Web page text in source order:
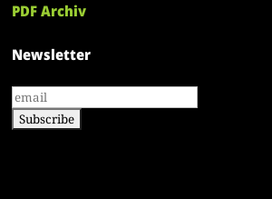
PDF Archiv
Newsletter